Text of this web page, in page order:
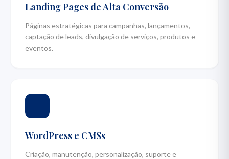
Landing Pages de Alta Conversão
Páginas estratégicas para campanhas, lançamentos,
captação de leads, divulgação de serviços, produtos e
eventos.
WordPress e CMSs
Criação, manutenção, personalização, suporte e